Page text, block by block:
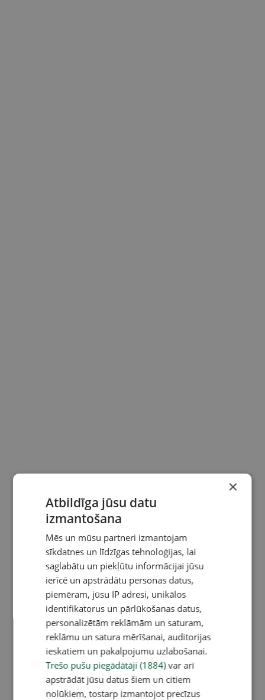
×
Atbildīga jūsu datu
izmantošana
Mēs un mūsu partneri izmantojam
sīkdatnes un līdzīgas tehnoloģijas, lai
saglabātu un piekļūtu informācijai jūsu
ierīcē un apstrādātu personas datus,
piemēram, jūsu IP adresi, unikālos
identifikatorus un pārlūkošanas datus,
personalizētām reklāmām un saturam,
reklāmu un satura mērīšanai, auditorijas
ieskatiem un pakalpojumu uzlabošanai.
Trešo pušu piegādātāji (1884)var arī
apstrādāt jūsu datus šiem un citiem
nolūkiem, tostarp izmantojot precīzus